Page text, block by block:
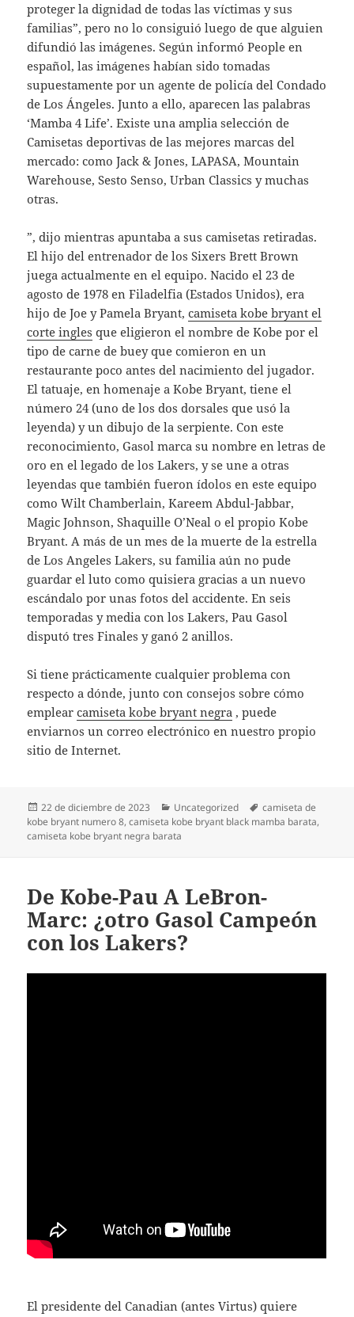
proteger la dignidad de todas las víctimas y sus
familias”, pero no lo consiguió luego de que alguien
difundió las imágenes. Según informó People en
español, las imágenes habían sido tomadas
supuestamente por un agente de policía del Condado
de Los Ángeles. Junto a ello, aparecen las palabras
‘Mamba 4 Life’. Existe una amplia selección de
Camisetas deportivas de las mejores marcas del
mercado: como Jack & Jones, LAPASA, Mountain
Warehouse, Sesto Senso, Urban Classics y muchas
otras.
”, dijo mientras apuntaba a sus camisetas retiradas.
El hijo del entrenador de los Sixers Brett Brown
juega actualmente en el equipo. Nacido el 23 de
agosto de 1978 en Filadelfia (Estados Unidos), era
hijo de Joe y Pamela Bryant,camiseta kobe bryant el
corte ingles que eligieron el nombre de Kobe por el
tipo de carne de buey que comieron en un
restaurante poco antes del nacimiento del jugador.
El tatuaje, en homenaje a Kobe Bryant, tiene el
número 24 (uno de los dos dorsales que usó la
leyenda) y un dibujo de la serpiente. Con este
reconocimiento, Gasol marca su nombre en letras de
oro en el legado de los Lakers, y se une a otras
leyendas que también fueron ídolos en este equipo
como Wilt Chamberlain, Kareem Abdul-Jabbar,
Magic Johnson, Shaquille O’Neal o el propio Kobe
Bryant. A más de un mes de la muerte de la estrella
de Los Angeles Lakers, su familia aún no pude
guardar el luto como quisiera gracias a un nuevo
escándalo por unas fotos del accidente. En seis
temporadas y media con los Lakers, Pau Gasol
disputó tres Finales y ganó 2 anillos.
Si tiene prácticamente cualquier problema con
respecto a dónde, junto con consejos sobre cómo
emplearcamiseta kobe bryant negra , puede
enviarnos un correo electrónico en nuestro propio
sitio de Internet.
Publicado
el
22 de diciembre de 2023 Categorías
Uncategorized Etiquetas
camiseta de
kobe bryant numero 8,camiseta kobe bryant black mamba barata,
camiseta kobe bryant negra barata
De Kobe-Pau A LeBron-
Marc: ¿otro Gasol Campeón
con los Lakers?
El presidente del Canadian (antes Virtus) quiere